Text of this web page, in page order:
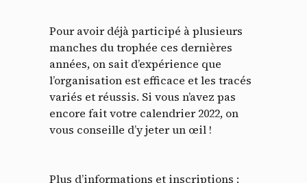
Pour avoir déjà participé à plusieurs
manches du trophée ces dernières
années, on sait d’expérience que
l’organisation est efficace et les tracés
variés et réussis. Si vous n’avez pas
encore fait votre calendrier 2022, on
vous conseille d’y jeter un œil !
Plus d’informations et inscriptions :